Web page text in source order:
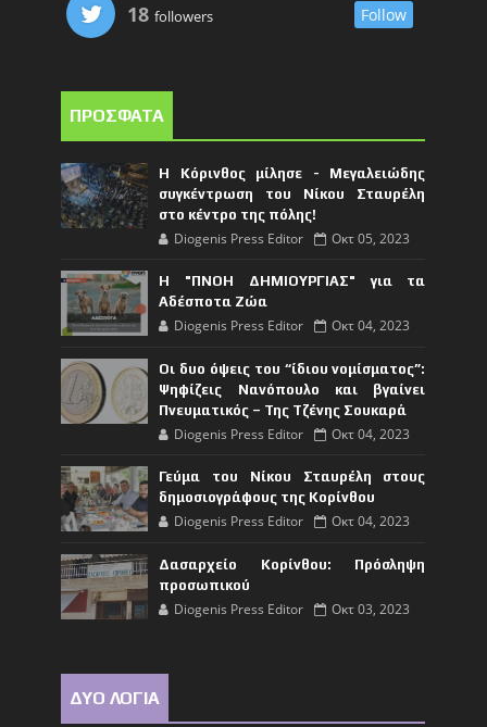
18 followers Follow
ΠΡΟΣΦΑΤΑ
Η Κόρινθος μίλησε - Μεγαλειώδης
συγκέντρωση του Νίκου Σταυρέλη
στο κέντρο της πόλης!
Diogenis Press Editor Οκτ 05, 2023
Η "ΠΝΟΗ ΔΗΜΙΟΥΡΓΙΑΣ" για τα
Αδέσποτα Ζώα
Diogenis Press Editor Οκτ 04, 2023
Οι δυο όψεις του “ίδιου νομίσματος”:
Ψηφίζεις Νανόπουλο και βγαίνει
Πνευματικός – Της Τζένης Σουκαρά
Diogenis Press Editor Οκτ 04, 2023
Γεύμα του Νίκου Σταυρέλη στους
δημοσιογράφους της Κορίνθου
Diogenis Press Editor Οκτ 04, 2023
Δασαρχείο Κορίνθου: Πρόσληψη
προσωπικού
Diogenis Press Editor Οκτ 03, 2023
ΔΥΟ ΛΟΓΙΑ